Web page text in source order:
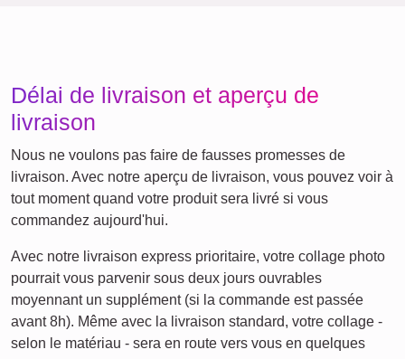
Deuil
Ce que nous défendons